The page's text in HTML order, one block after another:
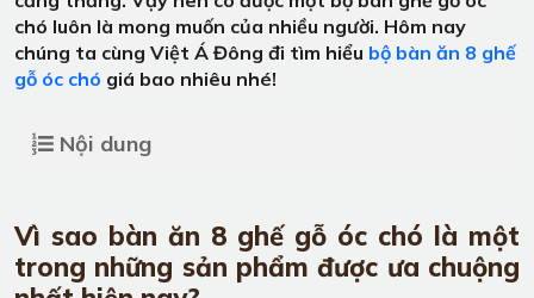
chó luôn là mong muốn của nhiều người. Hôm nay
chúng ta cùng Việt Á Đông đi tìm hiểu bộ bàn ăn 8 ghế
gỗ óc chó giá bao nhiêu nhé!
Nội dung
Vì sao bàn ăn 8 ghế gỗ óc chó là một
trong những sản phẩm được ưa chuộng